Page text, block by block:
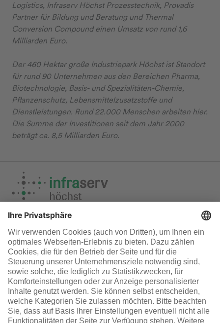
Logistics, Infraserv Höchst Prozesstechnik, Provadis
Partner für Bildung und Beratung und Thermal
Conversion Compound einen Umsatz von rund 1,6
Milliarden Euro.
Der 460 Hektar große Industriepark Höchst ist Standort
für rund 90 Unternehmen aus den Bereichen Pharma,
Biotechnologie, Basis- und Spezialitäten-Chemie,
Pflanzenschutz, Lebensmittelzusatzstoffe und
Dienstleistungen. Rund 22.000 Menschen arbeiten hier.
Die Summe der Investitionen seit dem Jahr 2000
beträgt ca. 8,5 Milliarden Euro.
Medien
Infraserv Höchst
Karriere bei uns